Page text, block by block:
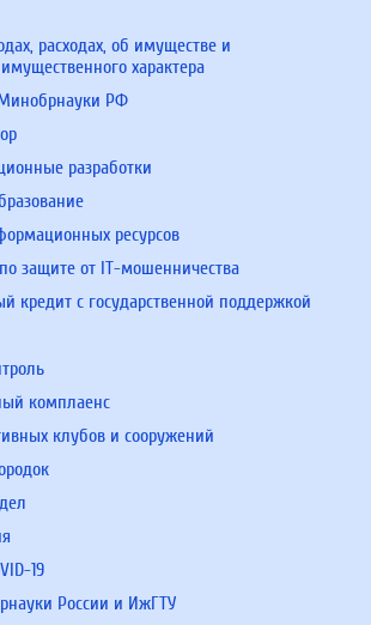
расходах, об имуществе и
характера
РФ
разработки
ресурсов
защите от IT-мошенничества
кредит с государственной поддержкой
комплаенс
клубов и сооружений
19
России и ИжГТУ